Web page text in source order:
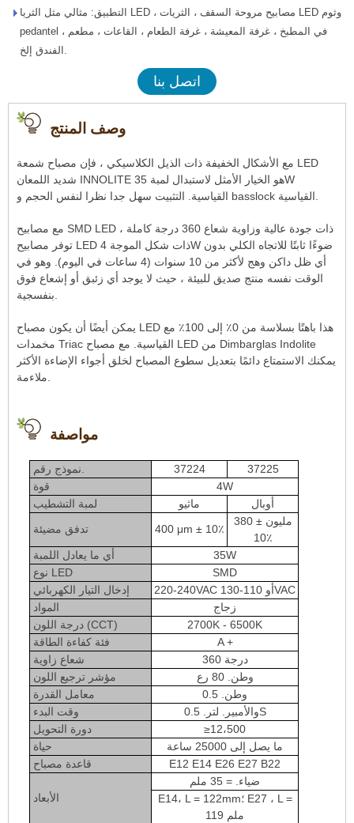
التطبيق: مثالي مثل الثريا LED ، مصابيح مروحة السقف ، الثريات LED وثوم
pedantel في المطبخ ، غرفة المعيشة ، غرفة الطعام ، القاعات ، مطعم ،
الفندق إلخ.
اتصل بنا
وصف المنتج
مع الأشكال الخفيفة ذات الذيل الكلاسيكي ، فإن مصباح شمعة LED
شديد اللمعان INNOLITE هو الخيار الأمثل لاستبدال لمبة 35W
مع مصابيح SMD LED ذات جودة عالية وزاوية شعاع 360 درجة كاملة ،
توفر مصابيح LED ذات شكل الموجة 4W ضوءًا ثابتًا للاتجاه الكلي بدون
أي ظل داكن وهج لأكثر من 10 سنوات (4 ساعات في اليوم). وهو في
الوقت نفسه منتج صديق للبيئة ، حيث لا يوجد أي زئبق أو إشعاع فوق
يمكن أيضًا أن يكون مصباح LED هذا باهتًا بسلاسة من 0٪ إلى 100٪ مع
مخمدات Triac القياسية. مع مصباح LED من Dimbarglas Indolite
يمكنك الاستمتاع دائمًا بتعديل سطوع المصباح لخلق أجواء الإضاءة الأكثر
مواصفة
37224
37225
قوة
4W
لمبة التشطيب
ماثيو
أوبال
تدفق مضيئة
400 μm ± 10٪
380 مليون ±
10٪
أي ما يعادل اللمبة
35W
نوع LED
SMD
إدخال التيار الكهربائي
220-240VAC أو 110-130VAC
المواد
زجاج
درجة اللون (CCT)
2700K - 6500K
فئة كفاءة الطاقة
A +
شعاع زاوية
360 درجة
مؤشر ترجيع اللون
وطن. 80 رع
معامل القدرة
وطن. 0.5
وقت البدء
والأمبير. لتر. 0.5S
دورة التحويل
≥12،500
حياة
ما يصل إلى 25000 ساعة
قاعدة مصباح
E12 E14 E26 E27 B22
الأبعاد
ضياء. = 35 ملم
E14، L = 122mm؛ E27 ، L =
119 ملم